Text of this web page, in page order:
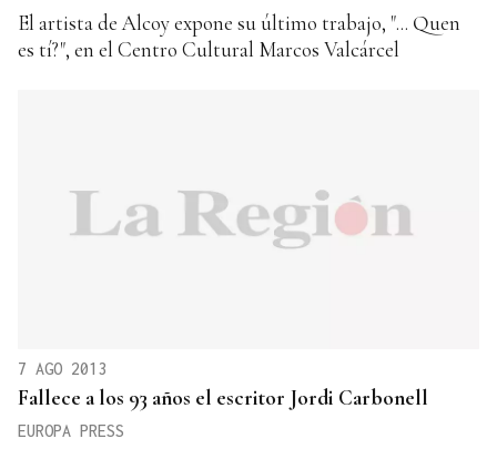
El artista de Alcoy expone su último trabajo, "... Quen
es tí?", en el Centro Cultural Marcos Valcárcel
7 AGO 2013
Fallece a los 93 años el escritor Jordi Carbonell
EUROPA PRESS